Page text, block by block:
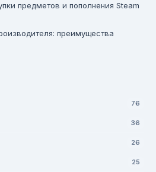
предметов и пополнения Steam
преимущества
76
36
26
25